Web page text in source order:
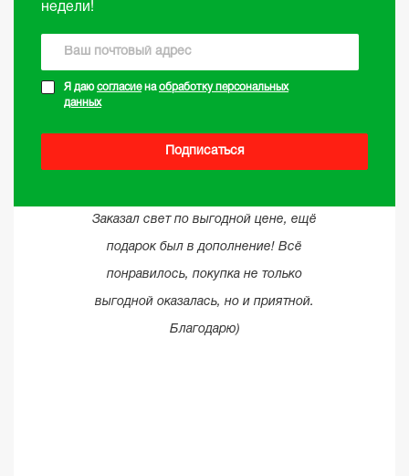
недели!
Я даюсогласиенаобработку персональных
данных
Подписаться
Заказал свет по выгодной цене, ещё
подарок был в дополнение! Всё
понравилось, покупка не только
выгодной оказалась, но и приятной.
Благодарю)